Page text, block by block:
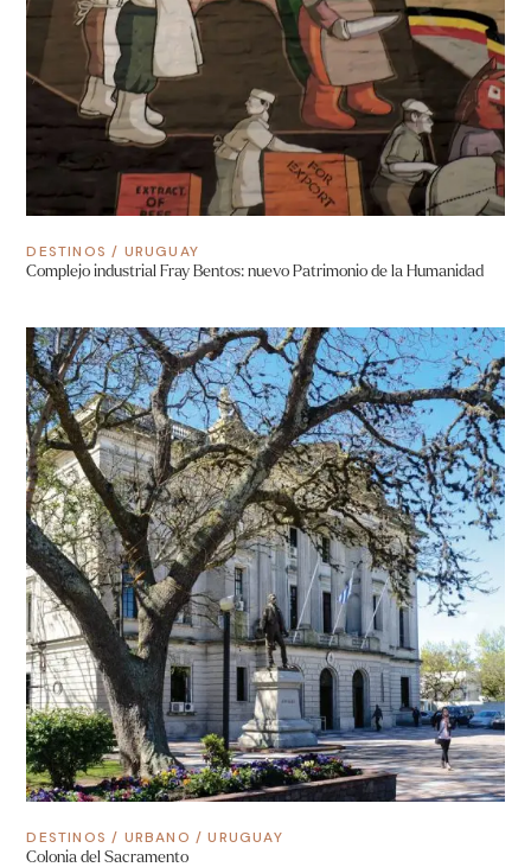
DESTINOS / URUGUAY
Complejo industrial Fray Bentos: nuevo Patrimonio de la Humanidad
DESTINOS / URBANO /URUGUAY
Colonia del Sacramento